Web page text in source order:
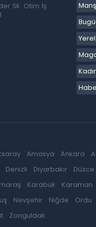
Sk. Otim İş
Amasya Ankara
Denizli Diyarbakır Düzce
Karabük Karaman
Nevşehir Niğde Ordu
Zonguldak